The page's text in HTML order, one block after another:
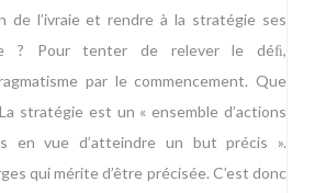
de l’ivraie et rendre à la stratégie ses
? Pour tenter de relever le déﬁ,
par le commencement. Que
stratégie est un « ensemble d’actions
en vue d’atteindre un but précis ».
qui mérite d’être précisée. C’est donc